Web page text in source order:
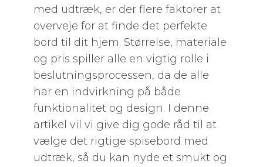
med udtræk, er der flere faktorer at
overveje for at finde det perfekte
bord til dit hjem. Størrelse, materiale
og pris spiller alle en vigtig rolle i
beslutningsprocessen, da de alle
har en indvirkning på både
funktionalitet og design. I denne
artikel vil vi give dig gode råd til at
vælge det rigtige spisebord med
udtræk, så du kan nyde et smukt og